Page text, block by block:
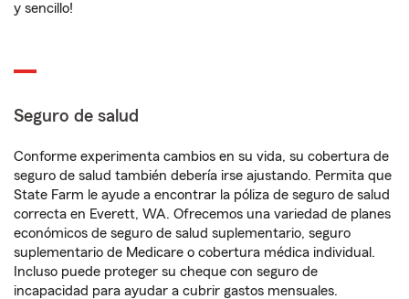
y sencillo!
Seguro de salud
Conforme experimenta cambios en su vida, su cobertura de
seguro de salud también debería irse ajustando. Permita que
State Farm le ayude a encontrar la póliza de seguro de salud
correcta en Everett, WA. Ofrecemos una variedad de planes
económicos de seguro de salud suplementario, seguro
suplementario de Medicare o cobertura médica individual.
Incluso puede proteger su cheque con seguro de
incapacidad para ayudar a cubrir gastos mensuales.